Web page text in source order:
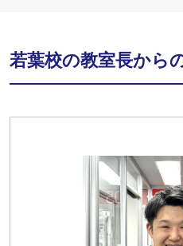
若葉校の教室長から